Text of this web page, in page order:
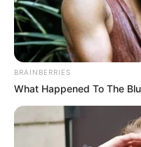
ΤΑΥΤΟΤΗΤΑ ΚΑΙ
BRAINBERRIES
What Happened To The